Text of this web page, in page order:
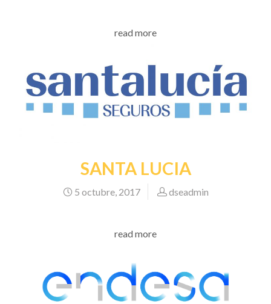
read more
SANTA LUCIA
5 octubre, 2017 dseadmin
read more